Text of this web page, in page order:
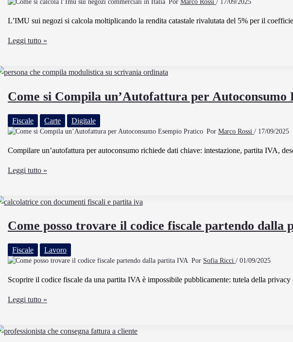
Por Marco Rossi / 17/09/2025
L’IMU sui negozi si calcola moltiplicando la rendita catastale rivalutata del 5% per il
Come
l’Imu
negozi
commerciali
in
Leggi tutto »
Come si Compila un’Autofattura per Autoconsumo
Fiscale Carte Digitale
Por Marco Rossi / 17/09/2025
Compilare un’autofattura per autoconsumo richiede dati chiave: intestazione, partita IVA,
Come
un’Autofattura
Autoconsumo
Esempio
Pratico
Leggi tutto »
Come posso trovare il codice fiscale partendo dalla
Fiscale Lavoro
Por Sofia Ricci / 01/09/2025
Scoprire il codice fiscale da una partita IVA è impossibile pubblicamente: tutela della
Come
il
Leggi tutto »